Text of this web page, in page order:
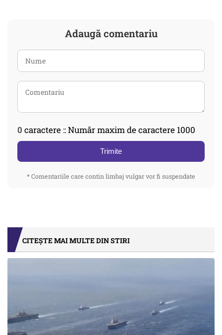
Adaugă comentariu
0 caractere :: Număr maxim de caractere 1000
Trimite
* Comentariile care contin limbaj vulgar vor fi suspendate
CITEȘTE MAI MULTE DIN STIRI